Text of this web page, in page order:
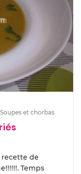
Soupes et chorbas
recette de
Temps